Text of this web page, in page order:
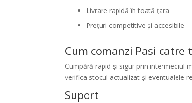
Livrare rapidă în toată țara
Prețuri competitive și accesibile
Cum comanzi Pasi
Cumpără rapid și sigur prin intermediul
verifica stocul actualizat și eventualele
Suport